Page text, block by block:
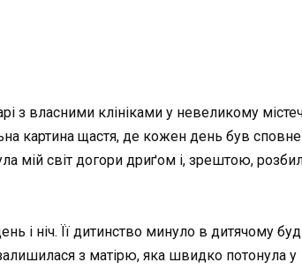
з власними клініками у невеликому
картина щастя, де кожен день був
мій світ догори дриґом і, зрештою,
і ніч. Її дитинство минуло в дитячому
з матірю, яка швидко потонула у